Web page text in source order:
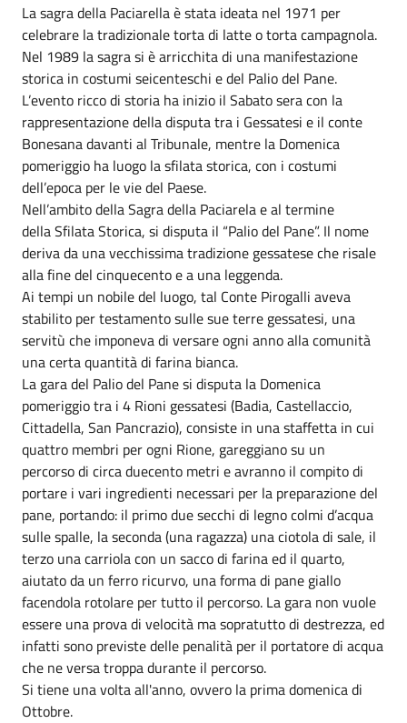
La sagra della Paciarella è stata ideata nel 1971 per
celebrare la tradizionale torta di latte o torta campagnola.
Nel 1989 la sagra si è arricchita di una manifestazione
storica in costumi seicenteschi e del Palio del Pane.
L’evento ricco di storia ha inizio il Sabato sera con la
rappresentazione della disputa tra i Gessatesi e il conte
Bonesana davanti al Tribunale, mentre la Domenica
pomeriggio ha luogo la sfilata storica, con i costumi
dell’epoca per le vie del Paese.
Nell’ambito della Sagra della Paciarela e al termine
della Sfilata Storica, si disputa il “Palio del Pane”. Il nome
deriva da una vecchissima tradizione gessatese che risale
alla fine del cinquecento e a una leggenda.
Ai tempi un nobile del luogo, tal Conte Pirogalli aveva
stabilito per testamento sulle sue terre gessatesi, una
servitù che imponeva di versare ogni anno alla comunità
una certa quantità di farina bianca.
La gara del Palio del Pane si disputa la Domenica
pomeriggio tra i 4 Rioni gessatesi (Badia, Castellaccio,
Cittadella, San Pancrazio), consiste in una staffetta in cui
quattro membri per ogni Rione, gareggiano su un
percorso di circa duecento metri e avranno il compito di
portare i vari ingredienti necessari per la preparazione del
pane, portando: il primo due secchi di legno colmi d’acqua
sulle spalle, la seconda (una ragazza) una ciotola di sale, il
terzo una carriola con un sacco di farina ed il quarto,
aiutato da un ferro ricurvo, una forma di pane giallo
facendola rotolare per tutto il percorso. La gara non vuole
essere una prova di velocità ma sopratutto di destrezza, ed
infatti sono previste delle penalità per il portatore di acqua
che ne versa troppa durante il percorso.
Si tiene una volta all'anno, ovvero la prima domenica di
Ottobre.